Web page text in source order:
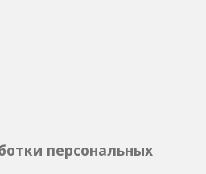
персональных